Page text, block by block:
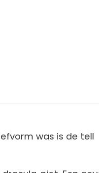
was is de tell